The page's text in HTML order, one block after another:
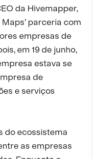
da Hivemapper,
parceria com
empresas de
em 19 de junho,
estava se
de
e serviços
do ecossistema
as empresas